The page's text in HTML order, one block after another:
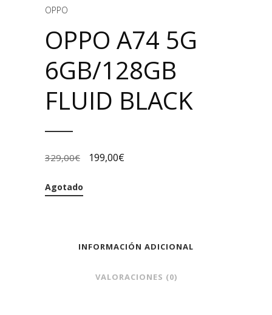
OPPO
OPPO A74 5G
6GB/128GB
FLUID BLACK
329,00€ 199,00€
Agotado
INFORMACIÓN ADICIONAL
VALORACIONES (0)